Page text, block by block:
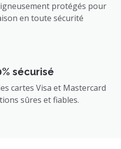
protégés pour
en toute sécurité
sécurisé
cartes Visa et Mastercard
sûres et fiables.